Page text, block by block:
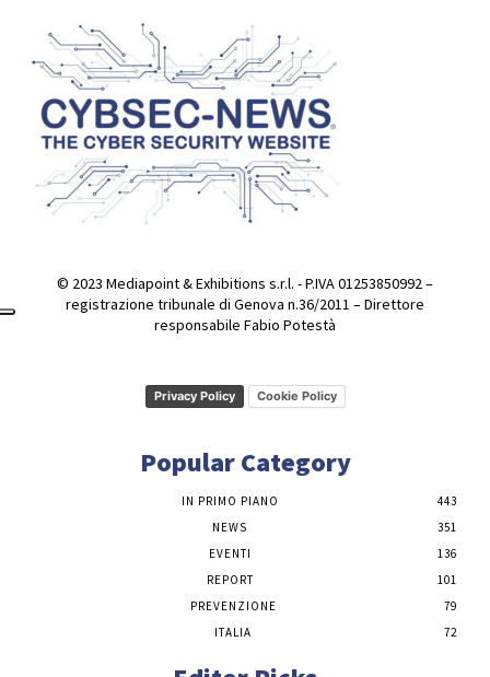
© 2023 Mediapoint & Exhibitions s.r.l. - P.IVA 01253850992 –
registrazione tribunale di Genova n.36/2011 – Direttore
responsabile Fabio Potestà
Privacy Policy Cookie Policy
Popular Category
IN PRIMO PIANO
443
NEWS
351
EVENTI
136
REPORT
101
PREVENZIONE
79
ITALIA
72